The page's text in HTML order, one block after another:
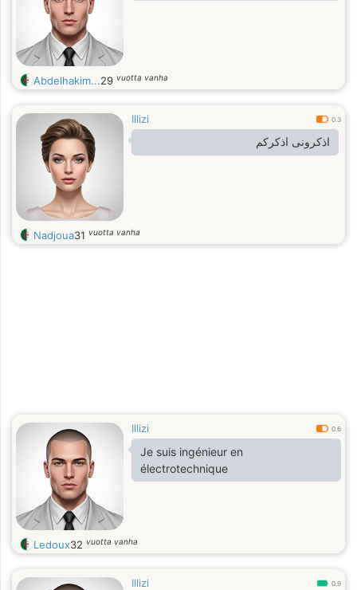
Abdelhakim...29 vuotta vanha
Illizi 0.3
اذكرونى اذكركم
Nadjoua31 vuotta vanha
Illizi 0.6
Je suis ingénieur en
électrotechnique
Ledoux32 vuotta vanha
Illizi 0.9